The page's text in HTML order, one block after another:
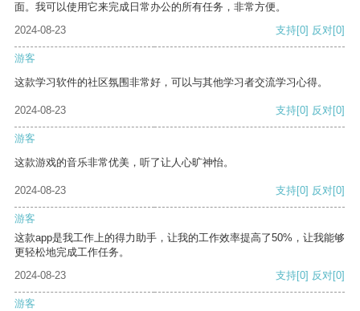
面。我可以使用它来完成日常办公的所有任务，非常方便。
2024-08-23
支持[0] 反对[0]
游客
这款学习软件的社区氛围非常好，可以与其他学习者交流学习心得。
2024-08-23 支持[0] 反对[0]
游客
这款游戏的音乐非常优美，听了让人心旷神怡。
2024-08-23 支持[0] 反对[0]
游客
这款app是我工作上的得力助手，让我的工作效率提高了50%，让我能够
更轻松地完成工作任务。
2024-08-23
支持[0] 反对[0]
游客